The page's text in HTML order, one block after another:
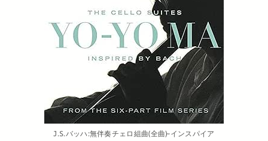
J.S.バッハ:無伴奏チェロ組曲(全曲)~インスパイア